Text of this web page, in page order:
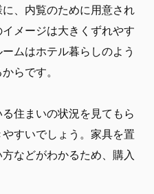
、内覧のために用意され
メージは大きくずれやす
ムはホテル暮らしのよう
らです。
住まいの状況を見てもら
すいでしょう。家具を置
などがわかるため、購入